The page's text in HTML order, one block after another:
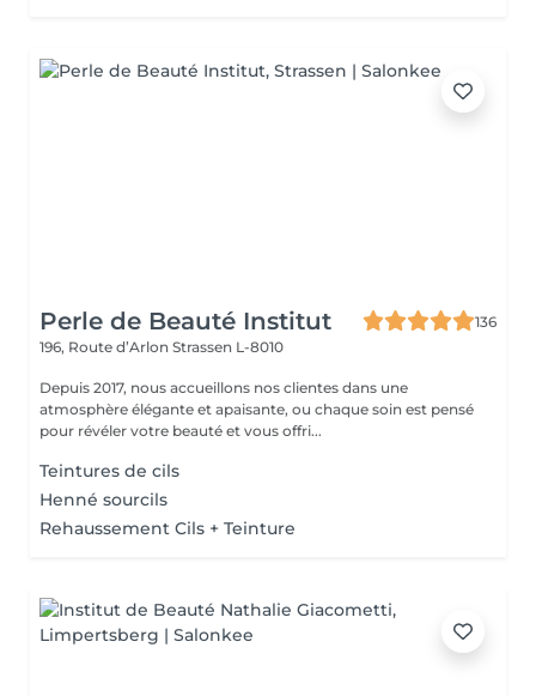
Perle de Beauté Institut
136
196, Route d’Arlon Strassen L-8010
Depuis 2017, nous accueillons nos clientes dans une
atmosphère élégante et apaisante, ou chaque soin est pensé
pour révéler votre beauté et vous offri...
Teintures de cils
Henné sourcils
Rehaussement Cils + Teinture